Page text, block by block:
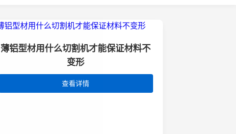
薄铝型材用什么切割机才能保证材料不
变形
查看详情